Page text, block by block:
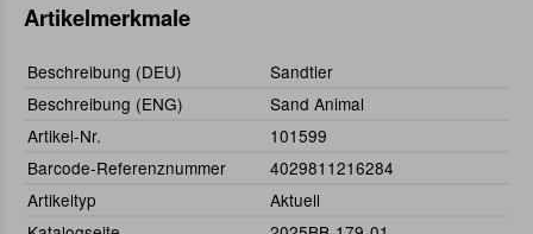
Artikelmerkmale
Beschreibung (DEU)
Sandtier
Beschreibung (ENG)
Sand Animal
Artikel-Nr.
101599
Barcode-Referenznummer
4029811216284
Artikeltyp
Aktuell